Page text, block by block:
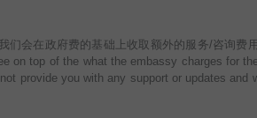
会在政府费的基础上收取额外的服务/咨询
top of the what the embassy charges for
provide you with any support or updates